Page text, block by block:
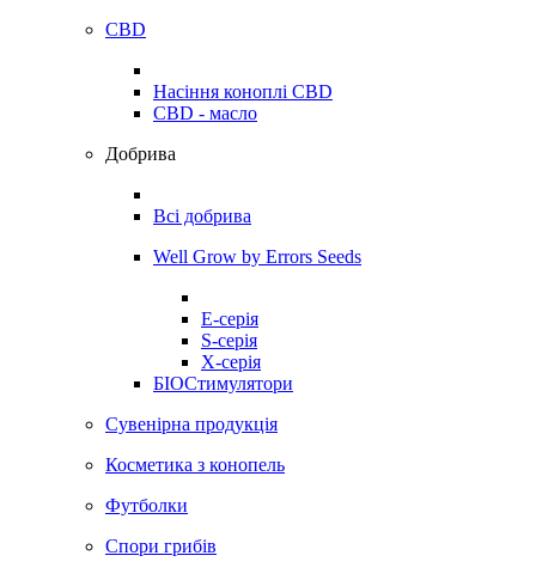
CBD
Насіння коноплі CBD
CBD - масло
Добрива
Всі добрива
Well Grow by Errors Seeds
E-серія
S-серія
X-серія
БІОСтимулятори
Сувенірна продукція
Косметика з конопель
Футболки
Спори грибів